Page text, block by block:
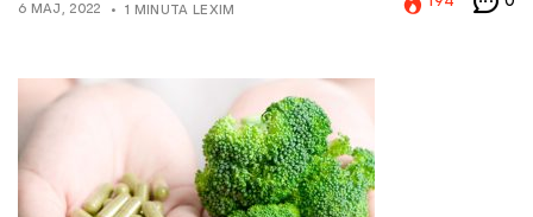
6 MAJ, 2022
1 MINUTA LEXIM